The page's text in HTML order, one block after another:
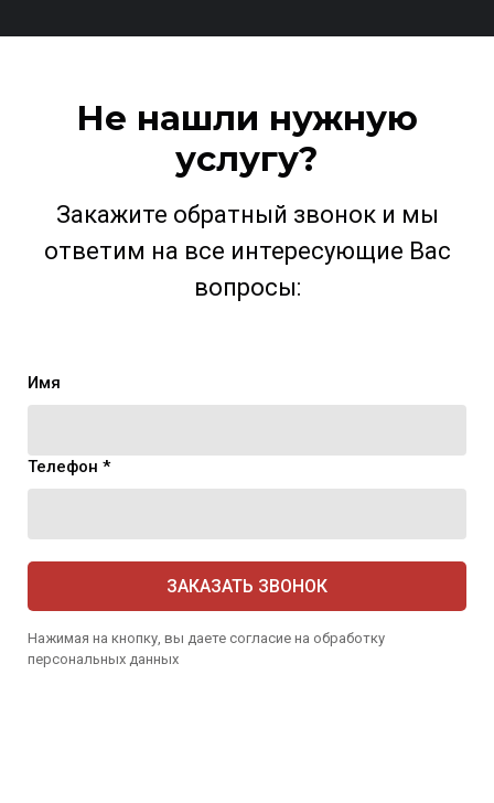
Не нашли нужную
услугу?
Закажите обратный звонок и мы
ответим на все интересующие Вас
вопросы:
Имя
Телефон *
ЗАКАЗАТЬ ЗВОНОК
Нажимая на кнопку, вы даете согласие на обработку
персональных данных